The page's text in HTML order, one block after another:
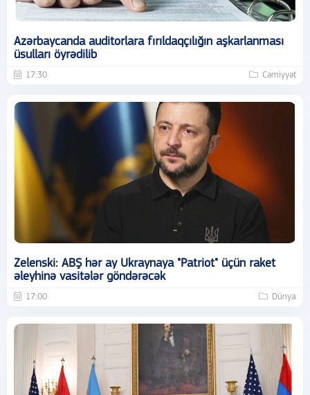
Azərbaycanda auditorlara fırıldaqçılığın aşkarlanması
üsulları öyrədilib
17:30 Cəmiyyət
Zelenski: ABŞ hər ay Ukraynaya "Patriot" üçün raket
əleyhinə vasitələr göndərəcək
17:00 Dünya